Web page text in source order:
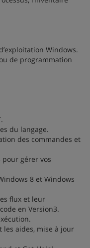
Windows.
de programmation
du langage.
des commandes et
pour gérer vos
8 et Windows
flux et leur
en Version3.
les aides, mise à jour